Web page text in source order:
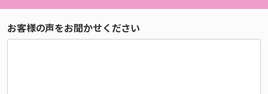
お客様の声をお聞かせください